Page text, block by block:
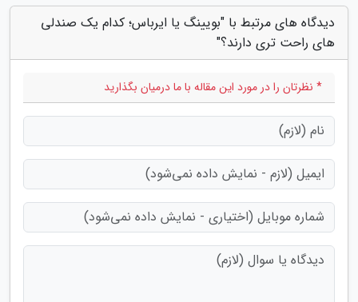
دیدگاه های مرتبط با "بویینگ یا ایرباس؛ کدام یک صندلی
های راحت تری دارند؟"
* نظرتان را در مورد این مقاله با ما درمیان بگذارید